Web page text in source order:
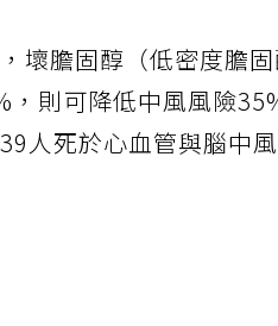
壞膽固醇（低密度膽
則可降低中風風險
人死於心血管與腦中